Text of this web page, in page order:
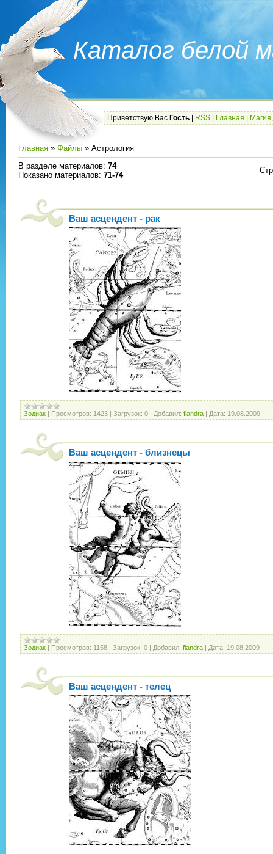
Каталог белой
Приветствую Вас Гость RSS Главная
Главная » Файлы » Астрология
В разделе материалов: 74
Показано материалов: 71-74
Ваш асцендент - рак
Зодиак | Просмотров: 1423 | Загрузок: 0 | Добавил: fiandra | Дата: 19.08.2009
Ваш асцендент - близнецы
Зодиак | Просмотров: 1158 | Загрузок: 0 | Добавил: fiandra | Дата: 19.08.2009
Ваш асцендент - телец